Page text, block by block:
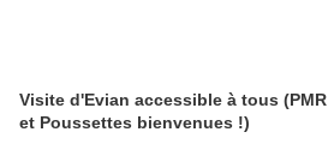
Visite d'Evian accessible à tous (PMR
et Poussettes bienvenues !)